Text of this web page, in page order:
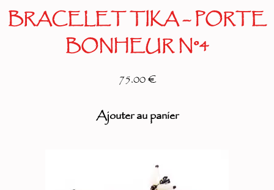
BRACELET TIKA – PORTE
BONHEUR N°4
75.00 €
Ajouter au panier